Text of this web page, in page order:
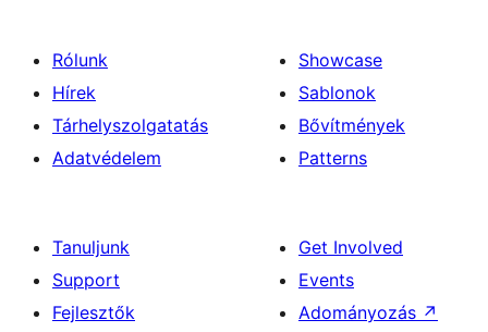
Rólunk
Hírek
Tárhelyszolgatatás
Adatvédelem
Showcase
Sablonok
Bővítmények
Patterns
Tanuljunk
Support
Fejlesztők
Get Involved
Events
Adományozás ↗